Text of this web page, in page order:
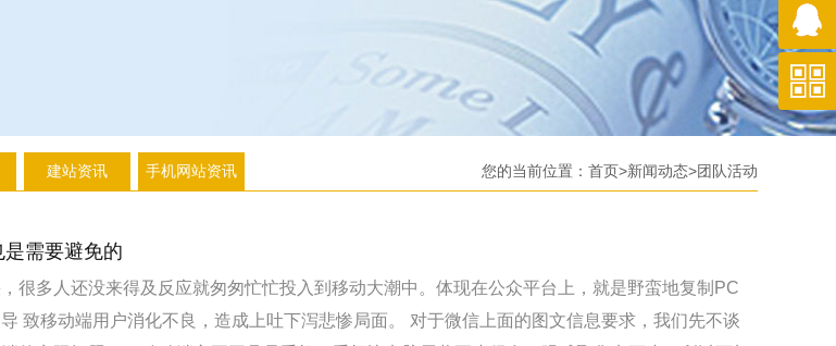
建站资讯 手机网站资讯 您的当前位置： 首页>新闻动态>团队活动
需要避免的
很多人还没来得及反应就匆匆忙忙投入到移动大潮中。体现在公众平台上，就是野蛮地复制PC
致移动端用户消化不良，造成上吐下泻悲惨局面。 对于微信上面的图文信息要求，我们先不谈